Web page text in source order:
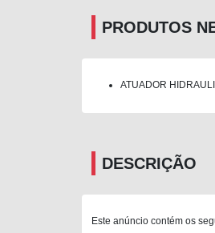
PRODUTOS
ATUADOR
DESCRIÇÃO
Este anúncio contém os